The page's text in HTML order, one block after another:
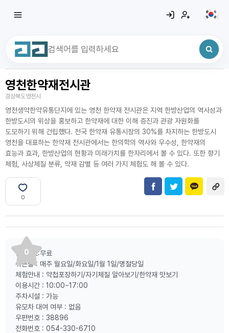
최근 검색어
영천한약재전시관
경상북도영천시
영천생약한약유통단지에 있는 영천 한약재 전시관은 지역 한방산업의 역사성과
한방도시의 위상을 홍보하고 한약재에 대한 이해 증진과 관광 자원화를
도모하기 위해 건립했다. 전국 한약재 유통시장의 30%를 차지하는 한방도시
영천을 대표하는 한약재 전시관에서는 한의학의 역사와 우수성, 한약재의
효능과 효과, 한방산업의 현황과 미래가치를 한자리에서 볼 수 있다. 또한 향기
체험, 사상체질 분류, 약재 감별 등 여러 가지 체험도 해 볼 수 있다.
0
0
입 장 료:무료
쉬는날 : 매주 월요일/화요일/1월 1일/명절당일
체험안내 : 약첩포장하기/자기체질 알아보기/한약재 맛보기
이용시간 : 10:00~17:00
주차시설 : 가능
유모차 대여 여부 : 없음
우편번호 : 38896
전화번호 : 054-330-6710